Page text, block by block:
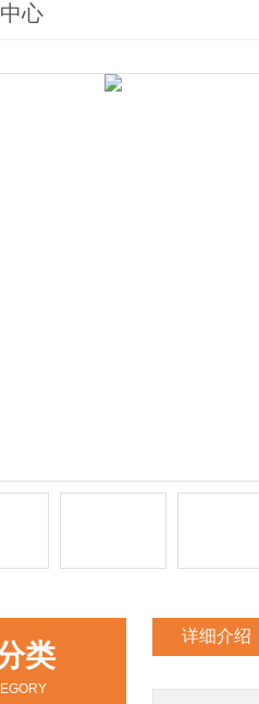
心
类
详细介绍